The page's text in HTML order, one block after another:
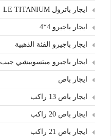
ايجار باترول LE TITANIUM
ايجار باجيرو 4*4
ايجار باجيرو الفئة الذهبية
ايجار باجيرو ميتسوبيشي جيب
ايجار باص
ايجار باص 13 راكب
ايجار باص 20 راكب
ايجار باص 21 راكب